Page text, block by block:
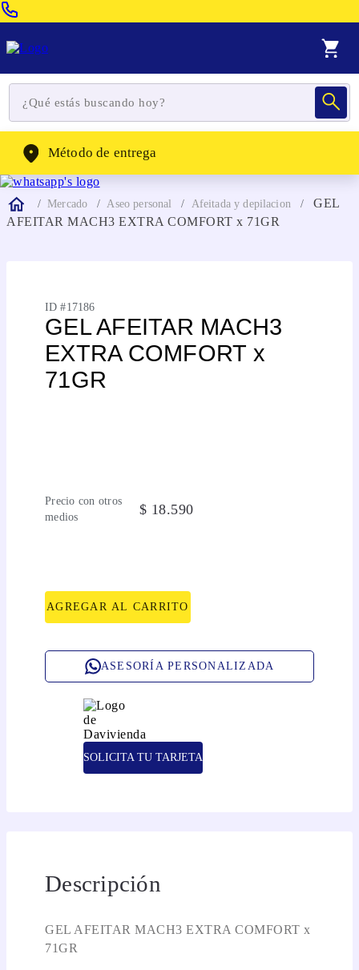
WhatsApp: (302) 262-4104
Método de entrega
Mercado Aseo personal Afeitada y depilacion
GEL
AFEITAR MACH3 EXTRA COMFORT x 71GR
ID #17186
GEL AFEITAR MACH3
EXTRA COMFORT x
71GR
Precio con otros
medios
$ 18.590
AGREGAR AL CARRITO
ASESORÍA PERSONALIZADA
SOLICITA TU TARJETA
Descripción
GEL AFEITAR MACH3 EXTRA COMFORT x
71GR